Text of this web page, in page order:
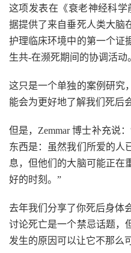
这项发表在《衰老神经科
据提供了来自垂死人类大脑
护理临床环境中的第一个证
生共-在濒死期间的协调活动
这只是一个单独的案例研究
能会为更好地了解我们死后
但是，Zemmar 博士补充说
东西是：虽然我们所爱的人
息，但他们的大脑可能正在
好的时刻。”
去年我们分享了你死后身体
讨论死亡是一个禁忌话题，
发生的原因可以让它不那么